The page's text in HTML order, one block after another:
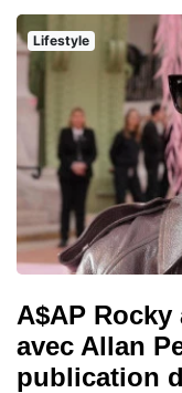
Lifestyle
A$AP
avec Allan
publication